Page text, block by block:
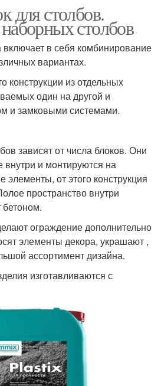
для столбов.
столбов
включает в себя комбинирование
вариантах.
конструкции из отдельных
один на другой и
и замковыми системами.
зависят от числа блоков. Они
и монтируются на
элементы, от этого конструкция
пространство внутри
бетоном.
ограждение дополнительно
элементы декора, украшают ,
ассортимент дизайна.
изготавливаются с